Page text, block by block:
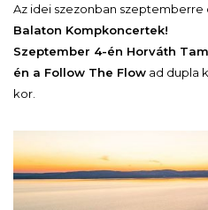
Az idei szezonban szeptemberre
Balaton Kompkoncertek!
Szeptember 4-én Horváth
én a Follow The Flow ad dupla
kor.